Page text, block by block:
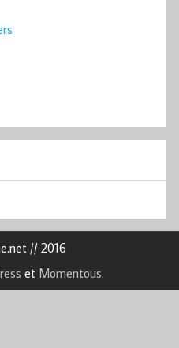
// 2016
et Momentous.